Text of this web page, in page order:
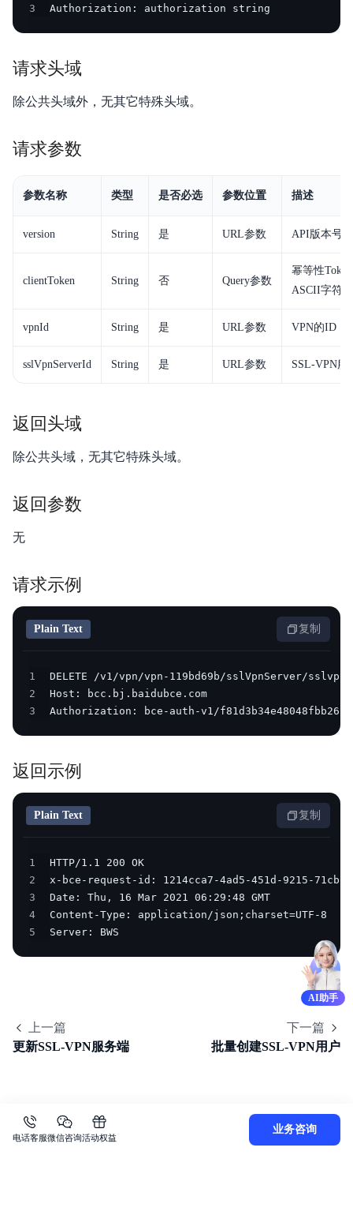
服务等级协议SLA
3
Authorization: authorization string
请求头域
除公共头域外，无其它特殊头域。
请求参数
参数名称 类型 是否必选 参数位置 描述
version String 是 URL参数 API版本号
clientToken String 否 Query参数
幂等性
ASCII字符
vpnId String 是 URL参数 VPN的ID
sslVpnServerId String 是 URL参数 SSL-VPN服
返回头域
除公共头域，无其它特殊头域。
返回参数
无
请求示例
Plain Text 复制
1
2
3
Authorization: bce-auth-v1/
返回示例
Plain Text 复制
1
2
3
4
5
Server: BWS
上一篇
更新SSL-VPN服务端
下一篇
批量创建SSL-VPN用户
AI助手
电话客服微信咨询活动权益
业务咨询